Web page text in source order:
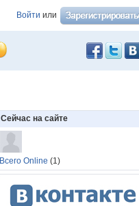
Войти или
Сейчас на сайте
Всего Online (1)